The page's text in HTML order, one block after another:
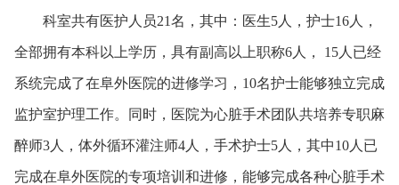
科室共有医护人员21名，其中：医生5人，护士16人，
全部拥有本科以上学历，具有副高以上职称6人， 15人已经
系统完成了在阜外医院的进修学习，10名护士能够独立完成
监护室护理工作。同时，医院为心脏手术团队共培养专职麻
醉师3人，体外循环灌注师4人，手术护士5人，其中10人已
完成在阜外医院的专项培训和进修，能够完成各种心脏手术